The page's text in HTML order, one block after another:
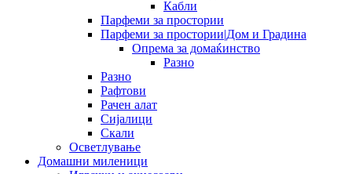
Кабли
Парфеми за простории
Парфеми за простории|Дом и Градина
Опрема за домаќинство
Разно
Разно
Рафтови
Рачен алат
Сијалици
Скали
Осветлување
Домашни миленици